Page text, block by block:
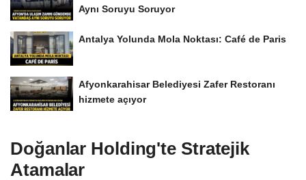
Aynı Soruyu Soruyor
Antalya Yolunda Mola Noktası: Café de Paris
Afyonkarahisar Belediyesi Zafer Restoranı
hizmete açıyor
Doğanlar Holding'te Stratejik
Atamalar